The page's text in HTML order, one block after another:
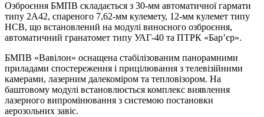
Озброєння БМПВ складається з 30-мм автоматичної гармати
типу 2А42, спареного 7,62-мм кулемету, 12-мм кулемет типу
НСВ, що встановлений на модулі виносного озброєння,
автоматичний гранатомет типу УАГ-40 та ПТРК «Бар’єр».
БМПВ «Вавілон» оснащена стабілізованим панорамними
приладами спостереження і прицілювання з телевізійними
камерами, лазерним далекоміром та тепловізором. На
баштовому модулі встановлюється комплекс виявлення
лазерного випромінювання з системою постановки
аерозольних завіс.